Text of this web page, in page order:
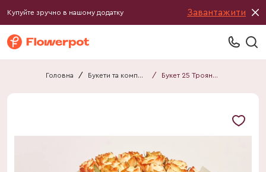
Купуйте зручно в нашому додатку Завантажити
Головна / Букети та композиції / Букет 25 Троянд Карма F677